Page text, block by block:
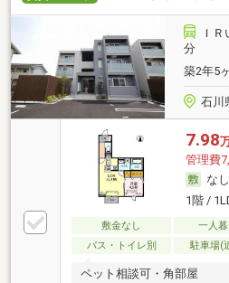
Ｉ
分
築2年5
石川
7.98
管理費
なし
1階 /
敷金なし 一人
バス・トイレ別
駐車場(
ペット相談可・角部屋